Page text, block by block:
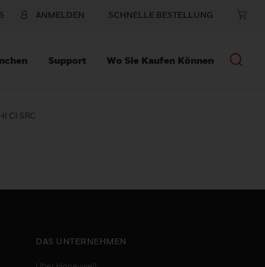
ANMELDEN SCHNELLE BESTELLUNG
Support Wo Sie Kaufen Können
CI SRC
DAS UNTERNEHMEN